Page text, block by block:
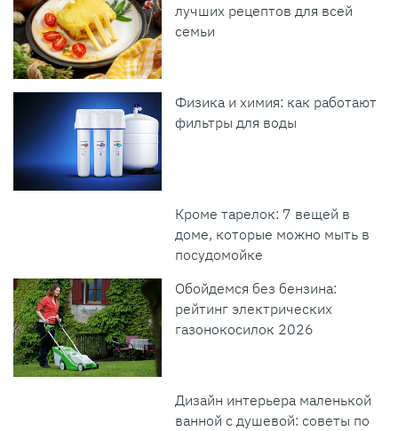
лучших рецептов для всей
семьи
Физика и химия: как работают
фильтры для воды
Кроме тарелок: 7 вещей в
доме, которые можно мыть в
посудомойке
Обойдемся без бензина:
рейтинг электрических
газонокосилок 2026
Дизайн интерьера маленькой
ванной с душевой: советы по